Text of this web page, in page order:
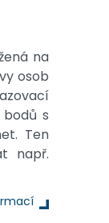
na
osob
bodů s
Ten
např.